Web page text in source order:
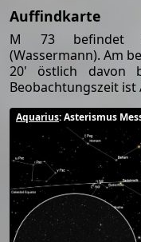
Auffindkarte
M 73 befindet
(Wassermann). Am
20' östlich davon
Beobachtungszeit ist
Aquarius: Asterismus